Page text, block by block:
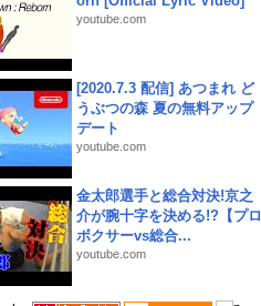
youtube.com
[2020.7.3 配信] あつまれ ど
うぶつの森 夏の無料アップ
デート
youtube.com
金太郎選手と総合対決!京之
介が腕十字を決める!?【プロ
ボクサーvs総合...
youtube.com